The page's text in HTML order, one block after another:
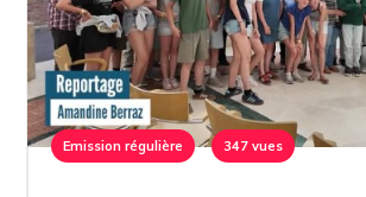
Emission régulière 347 vues